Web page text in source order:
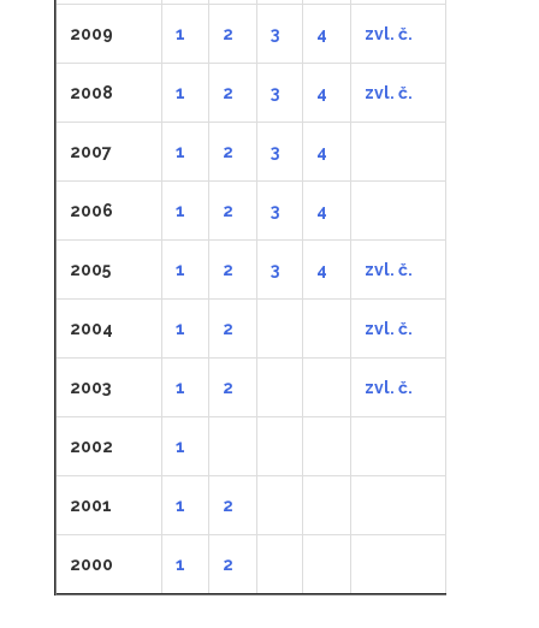
2009 1 2 3 4 zvl. č.
2008 1 2 3 4 zvl. č.
2007 1 2 3 4
2006 1 2 3 4
2005 1 2 3 4 zvl. č.
2004 1 2 zvl. č.
2003 1 2 zvl. č.
2002 1
2001 1 2
2000 1 2